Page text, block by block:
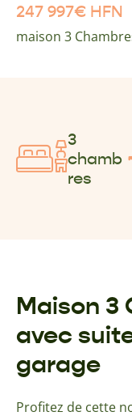
247 997€ HFN
maison 3
3
chamb
res
Maison 3
avec
garage
Profitez de cette